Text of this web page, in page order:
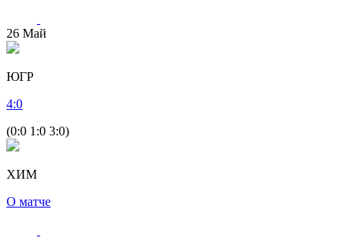
26 Май
ЮГР
4:0
(0:0 1:0 3:0)
ХИМ
О матче